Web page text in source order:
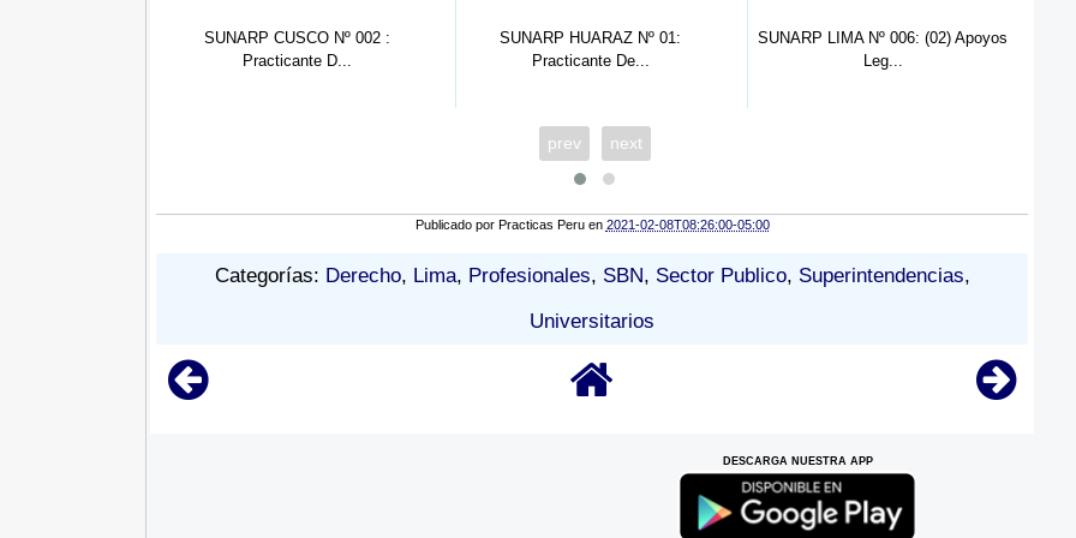
SUNARP HUARAZ Nº 01:
Practicante De...
SUNARP LIMA Nº 006: (02) Apoyos
Leg...
SUNARP HUANCAYO Nº 001 - 2022:
Prac...
prev next
Publicado por Practicas Peru en 2021-02-08T08:26:00-05:00
Categorías: Derecho, Lima, Profesionales, SBN, Sector Publico, Superintendencias,
Universitarios
DESCARGA NUESTRA APP